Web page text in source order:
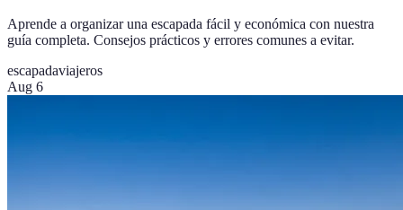
Aprende a organizar una escapada fácil y económica con nuestra
guía completa. Consejos prácticos y errores comunes a evitar.
escapadaviajeros
Aug 6